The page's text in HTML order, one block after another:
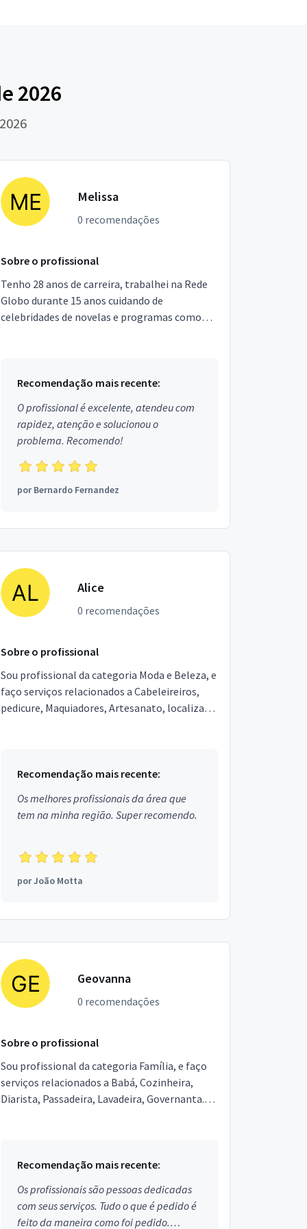
2026
Melissa
0 recomendações
Sobre o profissional
Tenho 28 anos de carreira, trabalhei na Rede
Globo durante 15 anos cuidando de
celebridades de novelas e programas como
Recomendação mais recente:
O profissional é excelente, atendeu com
rapidez, atenção e solucionou o
problema. Recomendo!
porBernardo Fernandez
Alice
0 recomendações
Sobre o profissional
Sou profissional da categoria Moda e Beleza, e
faço serviços relacionados a Cabeleireiros,
pedicure, Maquiadores, Artesanato, localizado
Recomendação mais recente:
Os melhores profissionais da área que
tem na minha região. Super recomendo.
porJoão Motta
Geovanna
0 recomendações
Sobre o profissional
Sou profissional da categoria Família, e faço
serviços relacionados a Babá, Cozinheira,
Diarista, Passadeira, Lavadeira, Governanta.
Recomendação mais recente:
Os profissionais são pessoas dedicadas
com seus serviços. Tudo o que é pedido é
feito da maneira como foi pedido.